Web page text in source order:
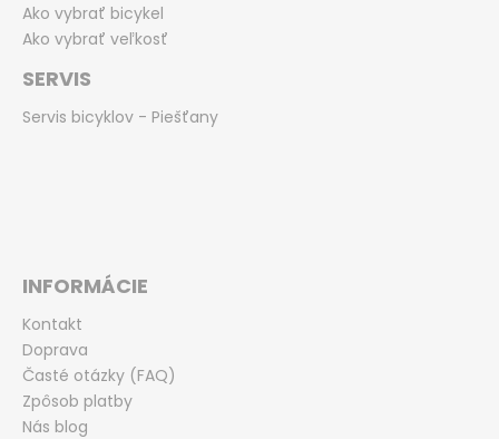
Ako vybrať bicykel
Ako vybrať veľkosť
SERVIS
Servis bicyklov - Piešťany
INFORMÁCIE
Kontakt
Doprava
Časté otázky (FAQ)
Zpôsob platby
Nás blog